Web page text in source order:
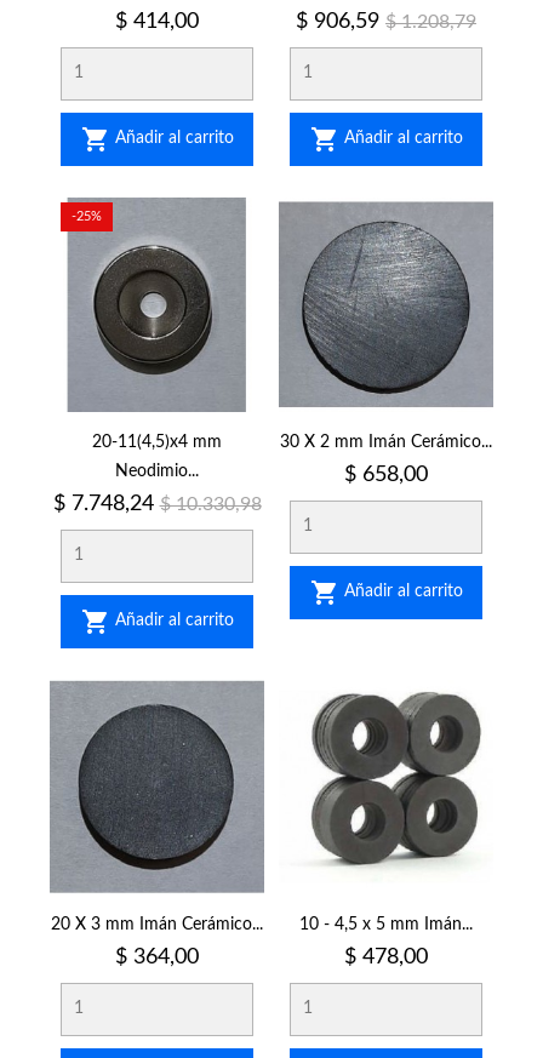
Precio
$ 414,00
 Añadir al carrito
Precio
$ 906,59 Precio
regular
$ 1.208,79
 Añadir al carrito
20-11(4,5)x4 mm
Neodimio...
Precio
$ 7.748,24 Precio
regular
$ 10.330,98
 Añadir al carrito
-25%
30 X 2 mm Imán Cerámico...
Precio
$ 658,00
 Añadir al carrito
20 X 3 mm Imán Cerámico...
Precio
$ 364,00
10 - 4,5 x 5 mm Imán...
Precio
$ 478,00